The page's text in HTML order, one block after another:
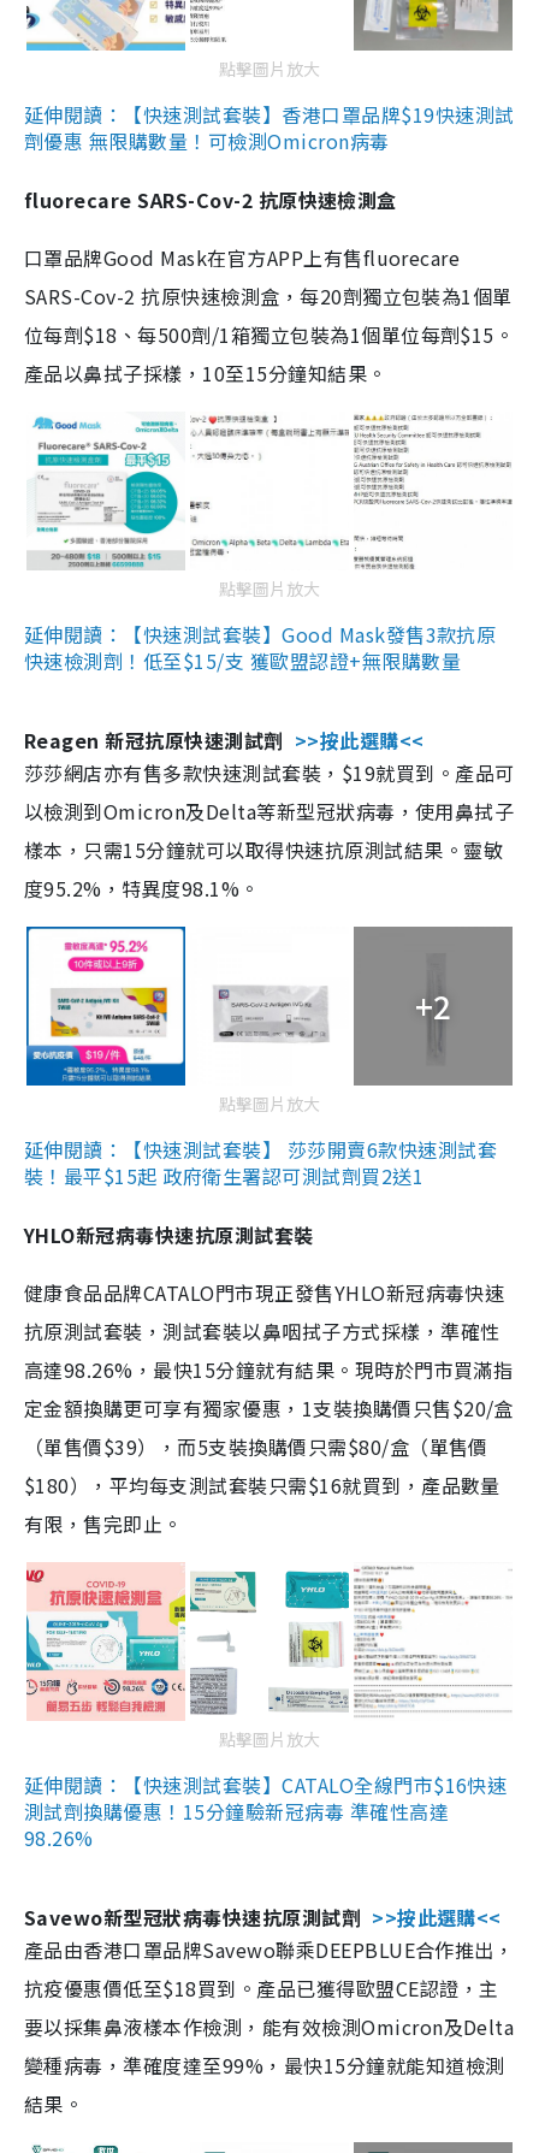
點擊圖片放大
延伸閱讀：【快速測試套裝】香港口罩品牌$19快速測試
劑優惠 無限購數量！可檢測Omicron病毒
fluorecare SARS-Cov-2 抗原快速檢測盒
口罩品牌Good Mask在官方APP上有售fluorecare
SARS-Cov-2 抗原快速檢測盒，每20劑獨立包裝為1個單
位每劑$18、每500劑/1箱獨立包裝為1個單位每劑$15。
產品以鼻拭子採樣，10至15分鐘知結果。
點擊圖片放大
延伸閱讀：【快速測試套裝】Good Mask發售3款抗原
快速檢測劑！低至$15/支 獲歐盟認證+無限購數量
Reagen 新冠抗原快速測試劑 >>按此選購<<
莎莎網店亦有售多款快速測試套裝，$19就買到。產品可
以檢測到Omicron及Delta等新型冠狀病毒，使用鼻拭子
樣本，只需15分鐘就可以取得快速抗原測試結果。靈敏
度95.2%，特異度98.1%。
+2
點擊圖片放大
延伸閱讀：【快速測試套裝】 莎莎開賣6款快速測試套
裝！最平$15起 政府衛生署認可測試劑買2送1
YHLO新冠病毒快速抗原測試套裝
健康食品品牌CATALO門市現正發售YHLO新冠病毒快速
抗原測試套裝，測試套裝以鼻咽拭子方式採樣，準確性
高達98.26%，最快15分鐘就有結果。現時於門市買滿指
定金額換購更可享有獨家優惠，1支裝換購價只售$20/盒
（單售價$39），而5支裝換購價只需$80/盒（單售價
$180），平均每支測試套裝只需$16就買到，產品數量
有限，售完即止。
點擊圖片放大
延伸閱讀：【快速測試套裝】CATALO全線門市$16快速
測試劑換購優惠！15分鐘驗新冠病毒 準確性高達
98.26%
Savewo新型冠狀病毒快速抗原測試劑 >>按此選購<<
產品由香港口罩品牌Savewo聯乘DEEPBLUE合作推出，
抗疫優惠價低至$18買到。產品已獲得歐盟CE認證，主
要以採集鼻液樣本作檢測，能有效檢測Omicron及Delta
變種病毒，準確度達至99%，最快15分鐘就能知道檢測
結果。